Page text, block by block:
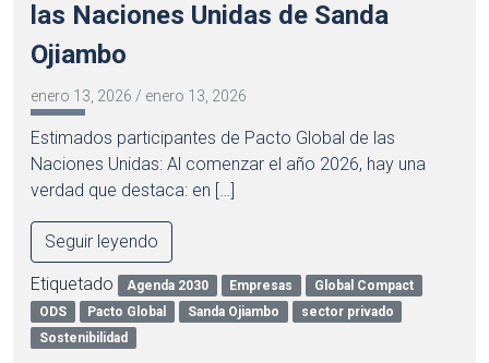
las Naciones Unidas de Sanda
Ojiambo
enero 13, 2026 / enero 13, 2026
Estimados participantes de Pacto Global de las
Naciones Unidas: Al comenzar el año 2026, hay una
verdad que destaca: en […]
Seguir leyendo
Etiquetado Agenda 2030 Empresas
Global Compact
ODS
Pacto Global Sanda Ojiambo
sector privado
Sostenibilidad